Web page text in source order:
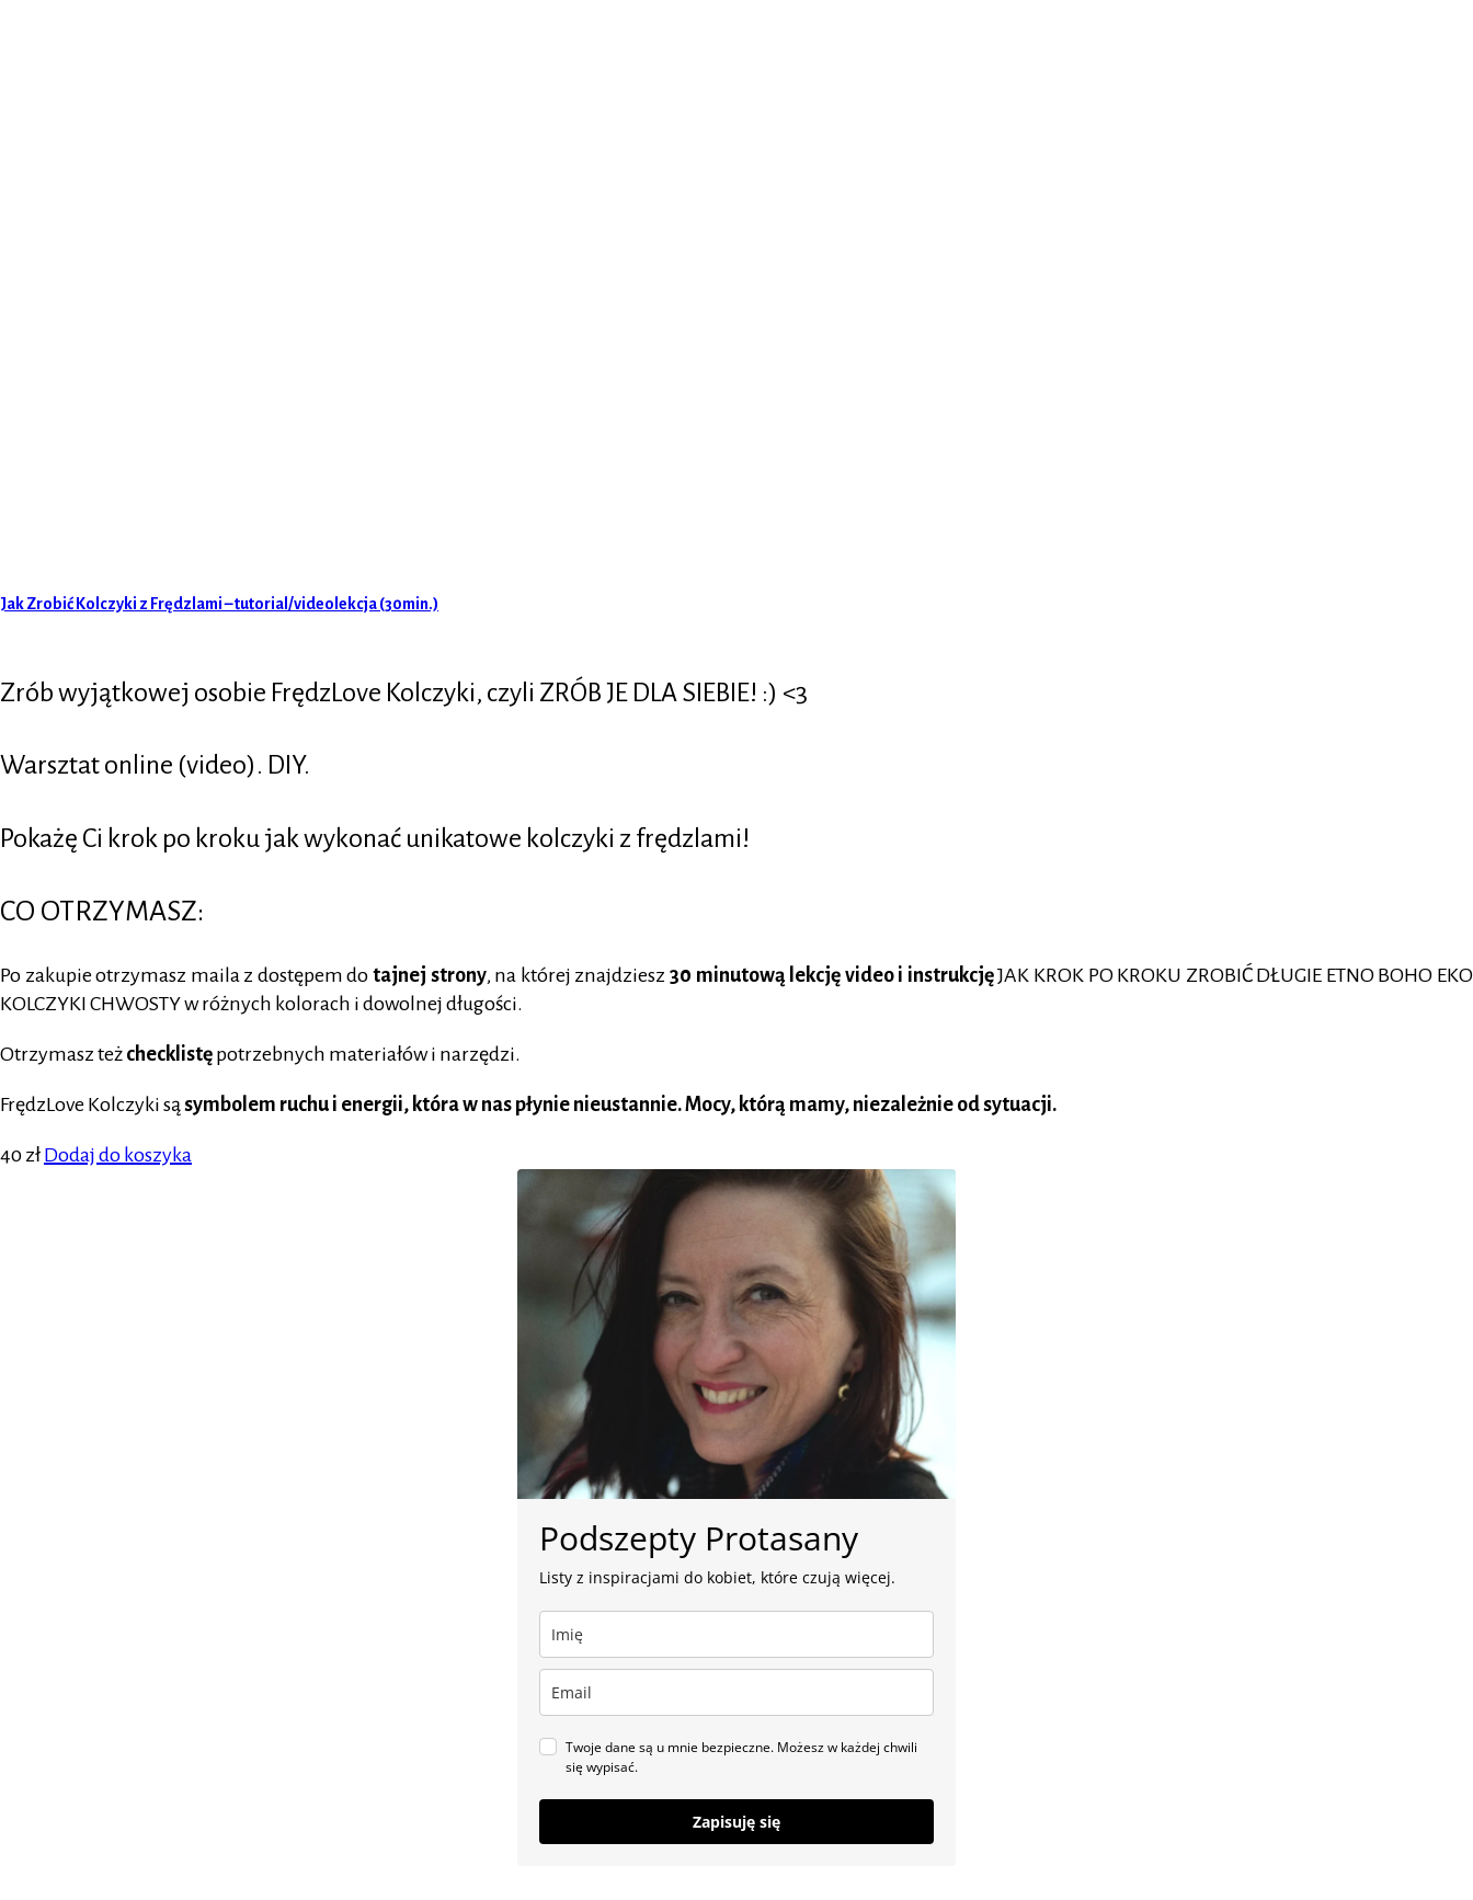
Jak Zrobić Kolczyki z Frędzlami – tutorial/videolekcja (30min.)
Zrób wyjątkowej osobie FrędzLove Kolczyki, czyli ZRÓB JE DLA SIEBIE! :) <3
Warsztat online (video). DIY.
Pokażę Ci krok po kroku jak wykonać unikatowe kolczyki z frędzlami!
CO OTRZYMASZ:
Po zakupie otrzymasz maila z dostępem dotajnej strony, na której znajdziesz 30 minutową lekcję video i instrukcjęJAK KROK PO KROKU ZROBIĆ DŁUGIE ETNO BOHO EKO
KOLCZYKI CHWOSTY w różnych kolorach i dowolnej długości.
Otrzymasz też checklistę potrzebnych materiałów i narzędzi.
FrędzLove Kolczyki sąsymbolem ruchu i energii, która w nas płynie nieustannie. Mocy, którą mamy, niezależnie od sytuacji.
40 zł Dodaj do koszyka
Podszepty Protasany
Listy z inspiracjami do kobiet, które czują więcej.
Twoje dane są u mnie bezpieczne. Możesz w każdej chwili
się wypisać.
Zapisuję się